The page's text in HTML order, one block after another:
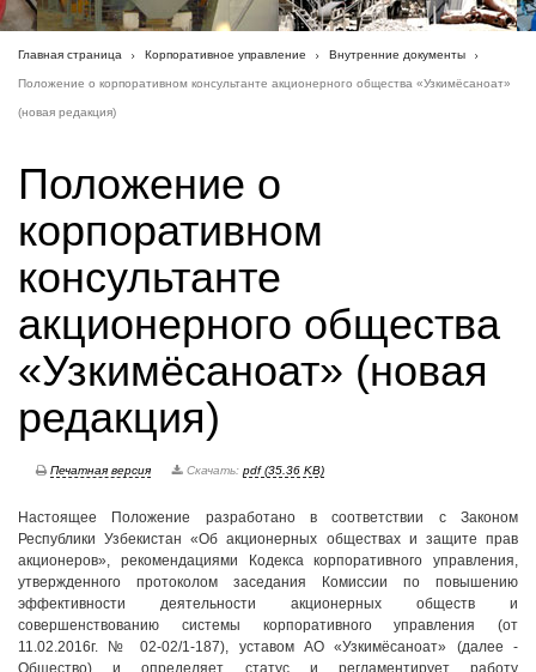
Главная страница Корпоративное управление Внутренние документы
Положение о корпоративном консультанте акционерного общества «Узкимёсаноат»
(новая редакция)
Положение о
корпоративном
консультанте
акционерного общества
«Узкимёсаноат» (новая
редакция)
Печатная версия Скачать: pdf (35.36 KB)
Настоящее Положение разработано в соответствии с Законом
Республики Узбекистан «Об акционерных обществах и защите прав
акционеров», рекомендациями Кодекса корпоративного управления,
утвержденного протоколом заседания Комиссии по повышению
эффективности деятельности акционерных обществ и
совершенствованию системы корпоративного управления (от
11.02.2016г. № 02-02/1-187), уставом АО «Узкимёсаноат» (далее -
Общество) и определяет статус и регламентирует работу